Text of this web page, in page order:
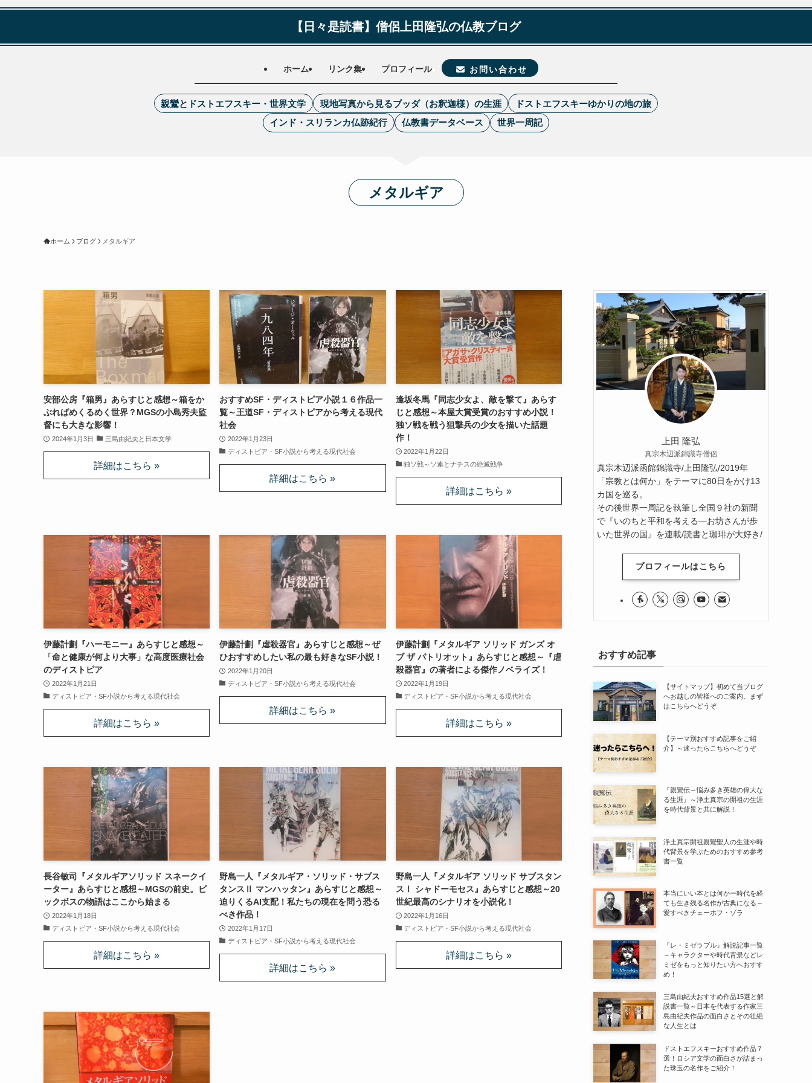
【日々是読書】僧侶上田隆弘の仏教ブログ
ホーム リンク集 プロフィール お問い合わせ
親鸞とドストエフスキー・世界文学 現地写真から見るブッダ（お釈迦様）の生涯
ドストエフスキーゆかりの地の旅
インド・スリランカ仏跡紀行
仏教書データベース 世界一周記
メタルギア
ホーム ブログ メタルギア
安部公房『箱男』あらすじと感想～箱をか
ぶればめくるめく世界？MGSの小島秀夫監
督にも大きな影響！
2024年1月3日 三島由紀夫と日本文学
おすすめSF・ディストピア小説１６作品一
覧～王道SF・ディストピアから考える現代
社会
2022年1月23日
ディストピア・SF小説から考える現代社会
逢坂冬馬『同志少女よ、敵を撃て』あらす
じと感想～本屋大賞受賞のおすすめ小説！
独ソ戦を戦う狙撃兵の少女を描いた話題
作！
2022年1月22日
独ソ戦～ソ連とナチスの絶滅戦争
伊藤計劃『ハーモニー』あらすじと感想～
「命と健康が何より大事」な高度医療社会
のディストピア
2022年1月21日
ディストピア・SF小説から考える現代社会
伊藤計劃『虐殺器官』あらすじと感想～ぜ
ひおすすめしたい私の最も好きなSF小説！
2022年1月20日
ディストピア・SF小説から考える現代社会
伊藤計劃『メタルギア ソリッド ガンズ オ
ブ ザ パトリオット』あらすじと感想～『虐
殺器官』の著者による傑作ノベライズ！
2022年1月19日
ディストピア・SF小説から考える現代社会
長谷敏司『メタルギアソリッド スネークイ
ーター』あらすじと感想～MGSの前史。ビ
ックボスの物語はここから始まる
2022年1月18日
ディストピア・SF小説から考える現代社会
野島一人『メタルギア・ソリッド・サブス
タンスⅡ マンハッタン』あらすじと感想～
迫りくるAI支配！私たちの現在を問う恐る
べき作品！
2022年1月17日
ディストピア・SF小説から考える現代社会
野島一人『メタルギア ソリッド サブスタン
スⅠ シャドーモセス』あらすじと感想～20
世紀最高のシナリオを小説化！
2022年1月16日
ディストピア・SF小説から考える現代社会
上田 隆弘
真宗木辺派錦識寺僧侶
真宗木辺派函館錦識寺/上田隆弘/2019年
「宗教とは何か」をテーマに80日をかけ13
カ国を巡る。
その後世界一周記を執筆し全国９社の新聞
で『いのちと平和を考える―お坊さんが歩
いた世界の国』を連載/読書と珈琲が大好き/
プロフィールはこちら
おすすめ記事
【サイトマップ】初めて当ブログ
へお越しの皆様へのご案内。まず
はこちらへどうぞ
【テーマ別おすすめ記事をご紹
介】～迷ったらこちらへどうぞ
『親鸞伝～悩み多き英雄の偉大な
る生涯』～浄土真宗の開祖の生涯
を時代背景と共に解説！
浄土真宗開祖親鸞聖人の生涯や時
代背景を学ぶためのおすすめ参考
書一覧
本当にいい本とは何かー時代を経
ても生き残る名作が古典になる～
愛すべきチェーホフ・ゾラ
『レ・ミゼラブル』解説記事一覧
～キャラクターや時代背景などレ
ミゼをもっと知りたい方へおすす
め！
三島由紀夫おすすめ作品15選と解
説書一覧～日本を代表する作家三
島由紀夫作品の面白さとその壮絶
な人生とは
ドストエフスキーおすすめ作品７
選！ロシア文学の面白さが詰まっ
た珠玉の名作をご紹介！